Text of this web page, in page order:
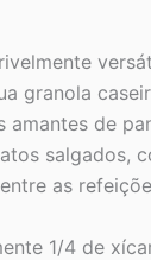
granola
de
salgados,
as
1/4 de